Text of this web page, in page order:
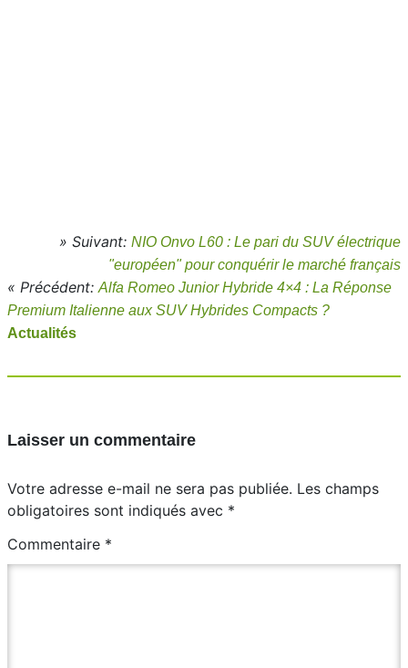
» Suivant: NIO Onvo L60 : Le pari du SUV électrique
"européen" pour conquérir le marché français
« Précédent:Alfa Romeo Junior Hybride 4×4 : La Réponse
Premium Italienne aux SUV Hybrides Compacts ?
Actualités
Laisser un commentaire
Votre adresse e-mail ne sera pas publiée. Les champs
obligatoires sont indiqués avec *
Commentaire *